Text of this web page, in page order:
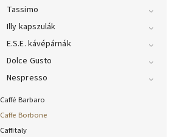
Tassimo
Illy kapszulák
E.S.E. kávépárnák
Dolce Gusto
Nespresso
Caffé Barbaro
Caffe Borbone
Caffitaly